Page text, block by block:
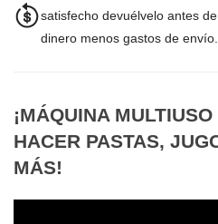
satisfecho devuélvelo antes
dinero menos gastos de envío.
¡MÁQUINA
HACER PASTAS,
MÁS!